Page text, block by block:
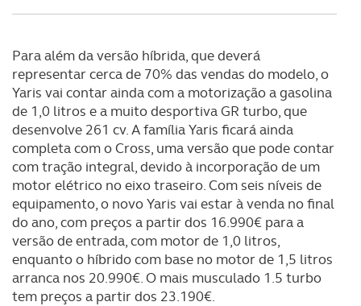
Para além da versão híbrida, que deverá
representar cerca de 70% das vendas do modelo, o
Yaris vai contar ainda com a motorização a gasolina
de 1,0 litros e a muito desportiva GR turbo, que
desenvolve 261 cv. A família Yaris ficará ainda
completa com o Cross, uma versão que pode contar
com tração integral, devido à incorporação de um
motor elétrico no eixo traseiro. Com seis níveis de
equipamento, o novo Yaris vai estar à venda no final
do ano, com preços a partir dos 16.990€ para a
versão de entrada, com motor de 1,0 litros,
enquanto o híbrido com base no motor de 1,5 litros
arranca nos 20.990€. O mais musculado 1.5 turbo
tem preços a partir dos 23.190€.